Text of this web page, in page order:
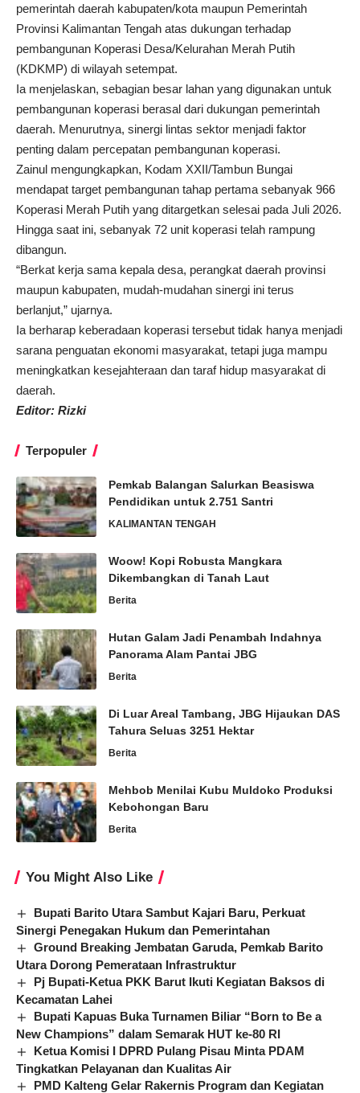
pemerintah daerah kabupaten/kota maupun Pemerintah
Provinsi Kalimantan Tengah atas dukungan terhadap
pembangunan Koperasi Desa/Kelurahan Merah Putih
(KDKMP) di wilayah setempat.
Ia menjelaskan, sebagian besar lahan yang digunakan untuk
pembangunan koperasi berasal dari dukungan pemerintah
daerah. Menurutnya, sinergi lintas sektor menjadi faktor
penting dalam percepatan pembangunan koperasi.
Zainul mengungkapkan, Kodam XXII/Tambun Bungai
mendapat target pembangunan tahap pertama sebanyak 966
Koperasi Merah Putih yang ditargetkan selesai pada Juli 2026.
Hingga saat ini, sebanyak 72 unit koperasi telah rampung
dibangun.
“Berkat kerja sama kepala desa, perangkat daerah provinsi
maupun kabupaten, mudah-mudahan sinergi ini terus
berlanjut,” ujarnya.
Ia berharap keberadaan koperasi tersebut tidak hanya menjadi
sarana penguatan ekonomi masyarakat, tetapi juga mampu
meningkatkan kesejahteraan dan taraf hidup masyarakat di
daerah.
Editor: Rizki
Terpopuler
Pemkab Balangan Salurkan Beasiswa
Pendidikan untuk 2.751 Santri
KALIMANTAN TENGAH
Woow! Kopi Robusta Mangkara
Dikembangkan di Tanah Laut
Berita
Hutan Galam Jadi Penambah Indahnya
Panorama Alam Pantai JBG
Berita
Di Luar Areal Tambang, JBG Hijaukan DAS
Tahura Seluas 3251 Hektar
Berita
Mehbob Menilai Kubu Muldoko Produksi
Kebohongan Baru
Berita
You Might Also Like
Bupati Barito Utara Sambut Kajari Baru, Perkuat
Sinergi Penegakan Hukum dan Pemerintahan
Ground Breaking Jembatan Garuda, Pemkab Barito
Utara Dorong Pemerataan Infrastruktur
Pj Bupati-Ketua PKK Barut Ikuti Kegiatan Baksos di
Kecamatan Lahei
Bupati Kapuas Buka Turnamen Biliar “Born to Be a
New Champions” dalam Semarak HUT ke-80 RI
Ketua Komisi I DPRD Pulang Pisau Minta PDAM
Tingkatkan Pelayanan dan Kualitas Air
PMD Kalteng Gelar Rakernis Program dan Kegiatan